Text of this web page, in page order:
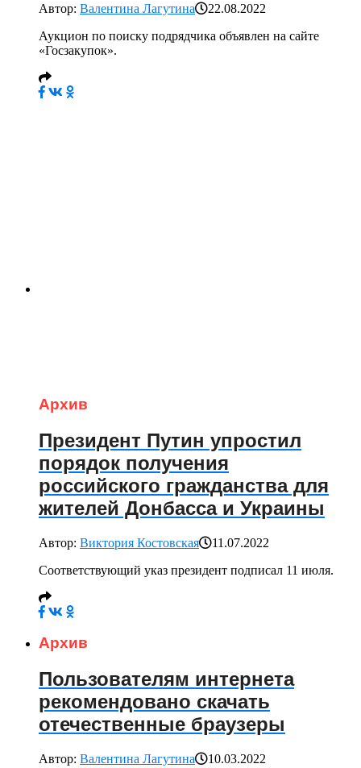
Автор: Валентина Лагутина
22.08.2022
Аукцион по поиску подрядчика объявлен на сайте
«Госзакупок».
Архив
Президент Путин упростил
порядок получения
российского гражданства для
жителей Донбасса и Украины
Автор: Виктория Костовская
11.07.2022
Соответствующий указ президент подписал 11 июля.
Архив
Пользователям интернета
рекомендовано скачать
отечественные браузеры
Автор: Валентина Лагутина 10.03.2022